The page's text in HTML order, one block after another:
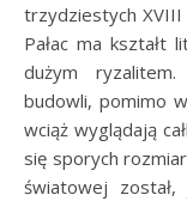
trzydziestych
Pałac ma kształt
dużym
budowli, pomimo
wciąż wyglądają
się sporych
światowej